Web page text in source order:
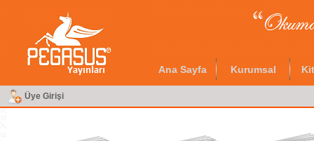
Ana Sayfa Kurumsal
Üye Girişi